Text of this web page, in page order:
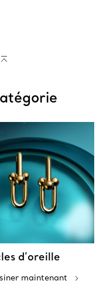
d’oreille
maintenant